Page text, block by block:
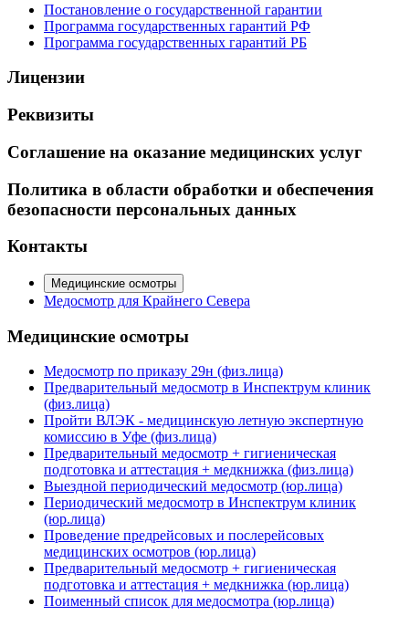
Постановление о государственной гарантии
Программа государственных гарантий РФ
Программа государственных гарантий РБ
Лицензии
Реквизиты
Соглашение на оказание медицинских услуг
Политика в области обработки и обеспечения
безопасности персональных данных
Контакты
Медицинские осмотры
Медосмотр для Крайнего Севера
Медицинские осмотры
Медосмотр по приказу 29н (физ.лица)
Предварительный медосмотр в Инспектрум клиник
(физ.лица)
Пройти ВЛЭК - медицинскую летную экспертную
комиссию в Уфе (физ.лица)
Предварительный медосмотр + гигиеническая
подготовка и аттестация + медкнижка (физ.лица)
Выездной периодический медосмотр (юр.лица)
Периодический медосмотр в Инспектрум клиник
(юр.лица)
Проведение предрейсовых и послерейсовых
медицинских осмотров (юр.лица)
Предварительный медосмотр + гигиеническая
подготовка и аттестация + медкнижка (юр.лица)
Поименный список для медосмотра (юр.лица)